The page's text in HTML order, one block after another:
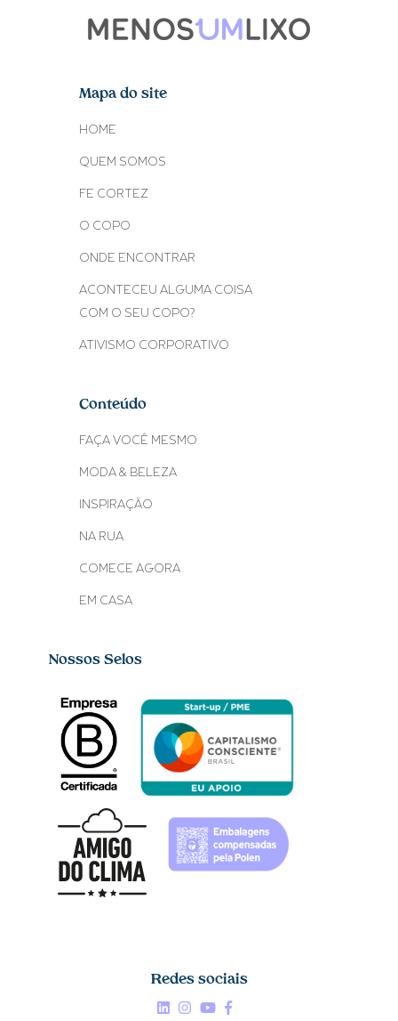
Mapa do site
HOME
QUEM SOMOS
FE CORTEZ
O COPO
ONDE ENCONTRAR
ACONTECEU ALGUMA COISA
COM O SEU COPO?
ATIVISMO CORPORATIVO
Conteúdo
FAÇA VOCÊ MESMO
MODA & BELEZA
INSPIRAÇÃO
NA RUA
COMECE AGORA
EM CASA
Nossos Selos
Redes sociais
Linkedin
  